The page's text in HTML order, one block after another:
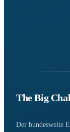
The Big
Der bundesweite